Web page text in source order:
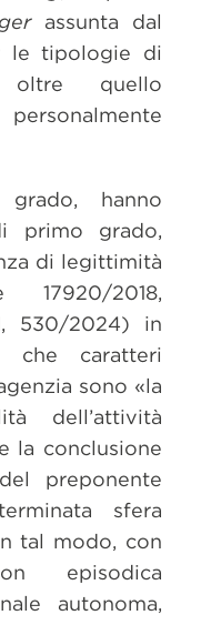
assunta dal
le tipologie di
oltre quello
hanno
primo grado,
di legittimità
17920/2018,
530/2024) in
caratteri
sono «la
dell’attività
la conclusione
preponente
sfera
tal modo, con
episodica
autonoma,